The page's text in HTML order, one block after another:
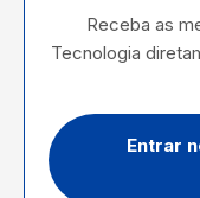
Receba as
Tecnologia
Entrar